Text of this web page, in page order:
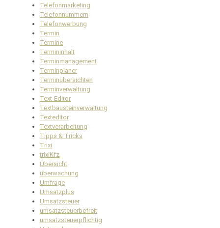
Telefonmarketing
Telefonnummern
Telefonwerbung
Termin
Termine
Termininhalt
Terminmanagement
Terminplaner
Terminübersichten
Terminverwaltung
Text-Editor
Textbausteinverwaltung
Texteditor
Textverarbeitung
Tipps & Tricks
Trixi
trixiKfz
Übersicht
überwachung
Umfrage
Umsatzplus
Umsatzsteuer
umsatzsteuerbefreit
umsatzsteuerpflichtig